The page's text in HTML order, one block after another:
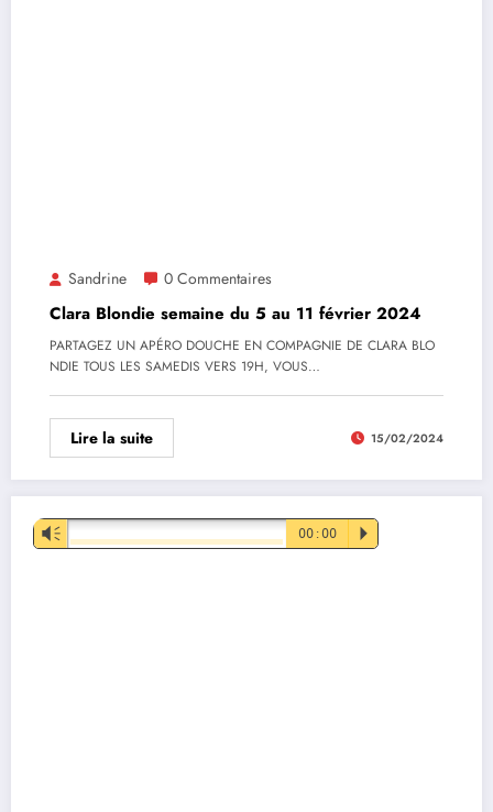
Sandrine 0 Commentaires
Clara Blondie semaine du 5 au 11 février 2024
PARTAGEZ UN APÉRO DOUCHE EN COMPAGNIE DE CLARA BLO
NDIE TOUS LES SAMEDIS VERS 19H, VOUS…
Lire la suite 15/02/2024
Lecteur
audio
Vm 00:00 P